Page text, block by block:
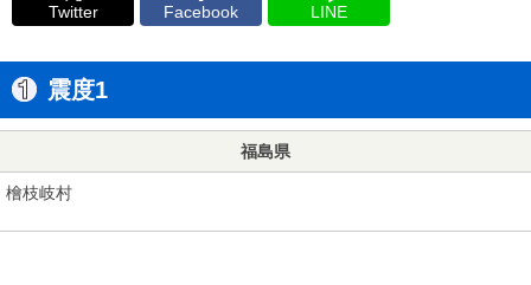
Twitter Facebook LINE
震度1
福島県
檜枝岐村